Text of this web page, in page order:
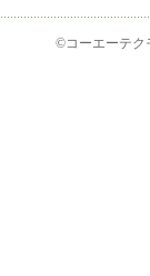
©コーエーテク